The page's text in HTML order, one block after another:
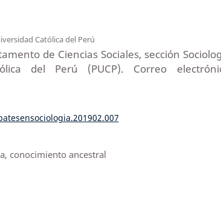
Católica del Perú
de Ciencias Sociales, sección
del Perú (PUCP). Correo
conocimiento ancestral